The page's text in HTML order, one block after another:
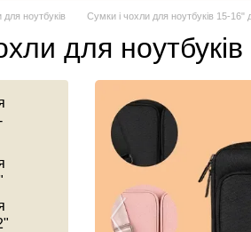
ноутбуків Сумки і чохли для ноутбуків 15-16"
для